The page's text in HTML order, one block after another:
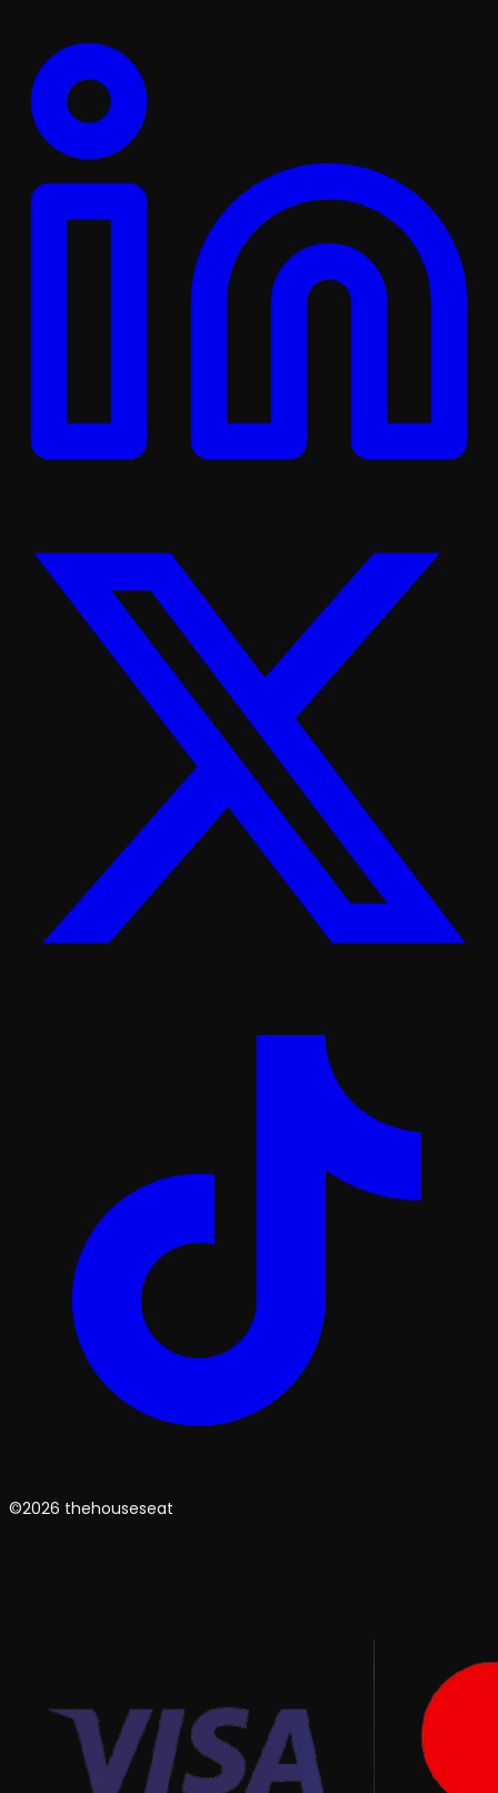
©2026 thehouseseat